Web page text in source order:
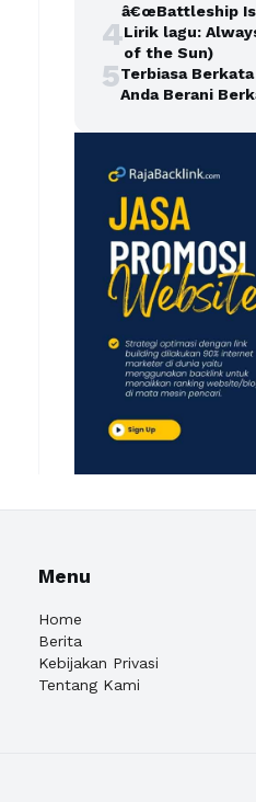
â€œBattleship
4Lirik lagu:
of the Sun)
5Terbiasa
Anda Berani
Menu
Home
Berita
Kebijakan Privasi
Tentang Kami